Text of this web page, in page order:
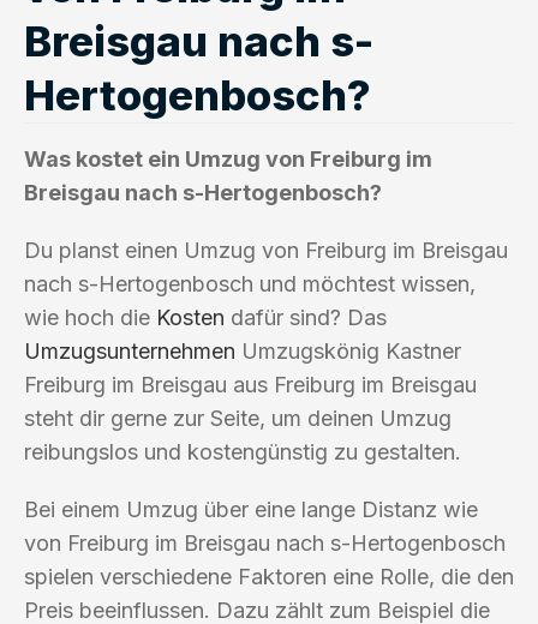
Breisgau nach s-
Hertogenbosch?
Was kostet ein Umzug von Freiburg im
Breisgau nach s-Hertogenbosch?
Du planst einen Umzug von Freiburg im Breisgau
nach s-Hertogenbosch und möchtest wissen,
wie hoch die Kosten dafür sind? Das
Umzugsunternehmen Umzugskönig Kastner
Freiburg im Breisgau aus Freiburg im Breisgau
steht dir gerne zur Seite, um deinen Umzug
reibungslos und kostengünstig zu gestalten.
Bei einem Umzug über eine lange Distanz wie
von Freiburg im Breisgau nach s-Hertogenbosch
spielen verschiedene Faktoren eine Rolle, die den
Preis beeinflussen. Dazu zählt zum Beispiel die